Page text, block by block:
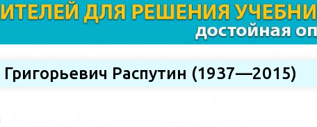
Распутин (1937—2015)